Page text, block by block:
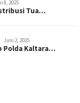
8, 2025
Tua…
Juni 2, 2025
Polda Kaltara…